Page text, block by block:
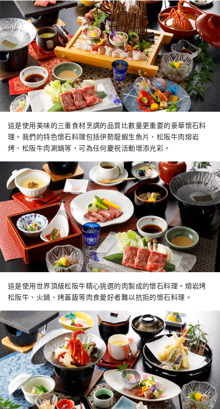
充滿活力的菜餚也充滿魅力！ 溫泉旅館歡迎兒
童入住，活動豐富，吸引了許多帶小孩的回頭
客。
這是使用美味的三重食材烹調的品質比數量更重要的豪華懷石料
理。我們的特色懷石料理包括伊勢龍蝦生魚片、松阪牛肉熔岩
烤、松阪牛肉涮鍋等，可為任何慶祝活動增添光彩。
這是使用世界頂級松阪牛精心挑選的肉製成的懷石料理。熔岩烤
松阪牛、火鍋、烤蓋飯等肉食愛好者難以抗拒的懷石料理。